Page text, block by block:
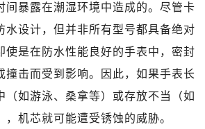
间暴露在潮湿环境中造成的。尽管卡
水设计，但并非所有型号都具备绝对
使是在防水性能良好的手表中，密封
撞击而受到影响。因此，如果手表长
（如游泳、桑拿等）或存放不当（如
，机芯就可能遭受锈蚀的威胁。